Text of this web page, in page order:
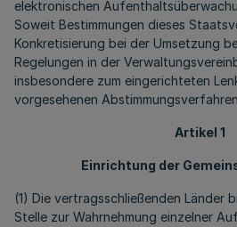
elektronischen
Soweit Bestimmungen dieses
Konkretisierung bei der Umsetzung
Regelungen in der
insbesondere zum eingerichteten
vorgesehenen
Artikel 1
Einrichtung der
(1) Die vertragsschließenden Länder
Stelle zur Wahrnehmung einzelner